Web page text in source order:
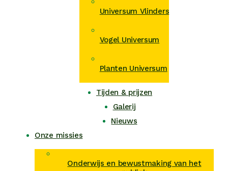
Universum Vlinders
Vogel Universum
Planten Universum
Tijden & prijzen
Galerij
Nieuws
Onze missies
Onderwijs en bewustmaking van het